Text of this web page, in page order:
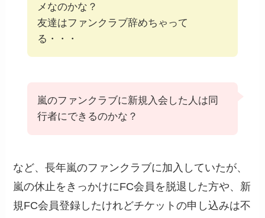
メなのかな？
友達はファンクラブ辞めちゃって
る・・・
嵐のファンクラブに新規入会した人は同
行者にできるのかな？
など、長年嵐のファンクラブに加入していたが、
嵐の休止をきっかけにFC会員を脱退した方や、新
規FC会員登録したけれどチケットの申し込みは不